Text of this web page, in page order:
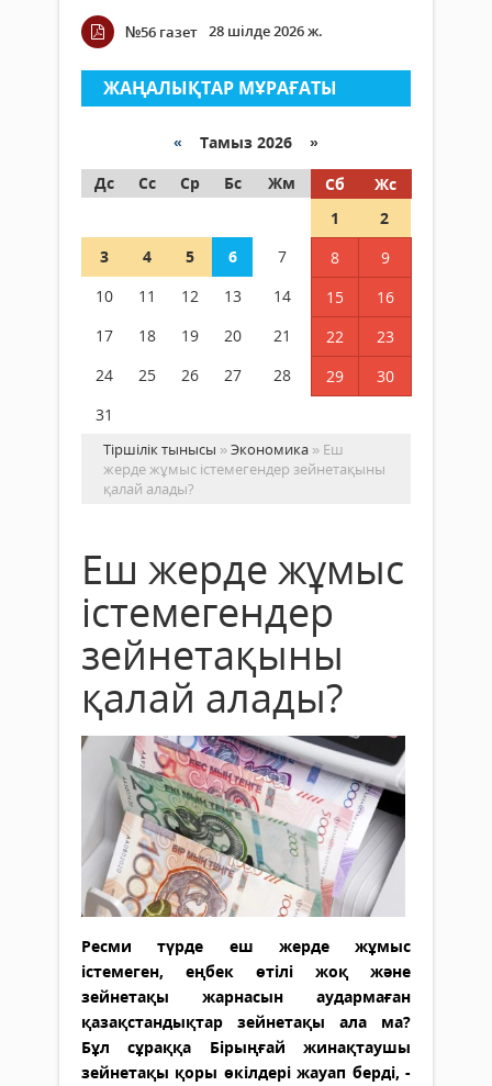
№56 газет 28 шілде 2026 ж.
ЖАҢАЛЫҚТАР МҰРАҒАТЫ
« Тамыз 2026 »
Дс
Сс Ср Бс Жм Сб
Жс
1
2
3
4 5 6 7 8
9
10
11 12 13 14 15
16
17
18 19 20 21 22
23
24
25 26 27 28 29
30
31
Тіршілік тынысы »Экономика » Еш
жерде жұмыс істемегендер зейнетақыны
қалай алады?
Еш жерде жұмыс
істемегендер
зейнетақыны
қалай алады?
Ресми түрде еш жерде жұмыс
істемеген, еңбек өтілі жоқ және
зейнетақы жарнасын аудармаған
қазақстандықтар зейнетақы ала ма?
Бұл сұраққа Бірыңғай жинақтаушы
зейнетақы қоры өкілдері жауап берді, -